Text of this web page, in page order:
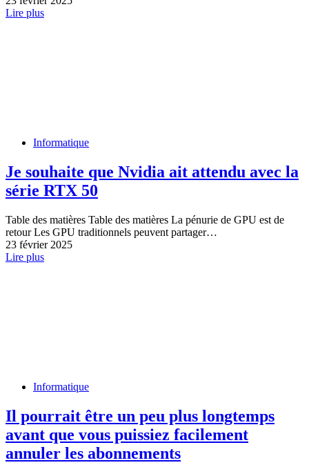
Lire plus
Informatique
Je souhaite que Nvidia ait attendu avec la
série RTX 50
Table des matières Table des matières La pénurie de GPU est de
retour Les GPU traditionnels peuvent partager…
23 février 2025
Lire plus
Informatique
Il pourrait être un peu plus longtemps
avant que vous puissiez facilement
annuler les abonnements